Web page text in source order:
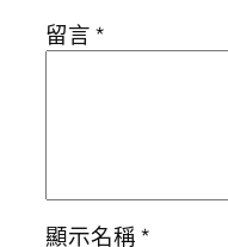
留言*
顯示名稱*